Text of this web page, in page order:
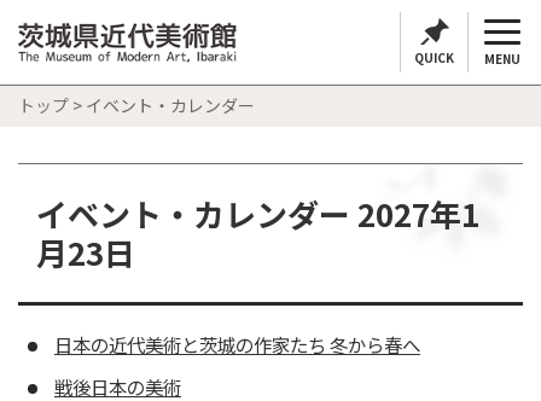
QUICK MENU
トップ > イベント・カレンダー
イベント・カレンダー 2027年1
月23日
日本の近代美術と茨城の作家たち 冬から春へ
戦後日本の美術